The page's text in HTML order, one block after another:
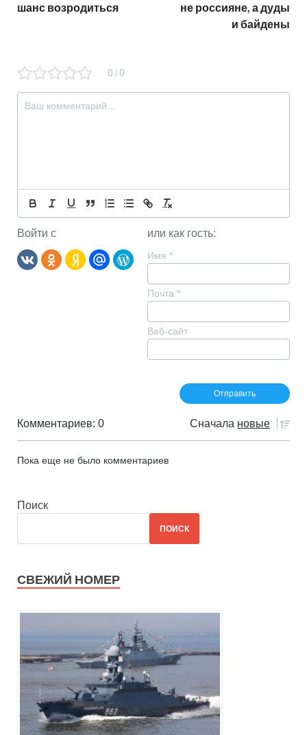
шанс возродиться
не россияне, а дуды
и байдены
0 / 0
Войти с или как гость:
Имя *
Почта *
Веб-сайт
Комментариев: 0 Сначала новые
Пока еще не было комментариев
Поиск
ПОИСК
СВЕЖИЙ НОМЕР